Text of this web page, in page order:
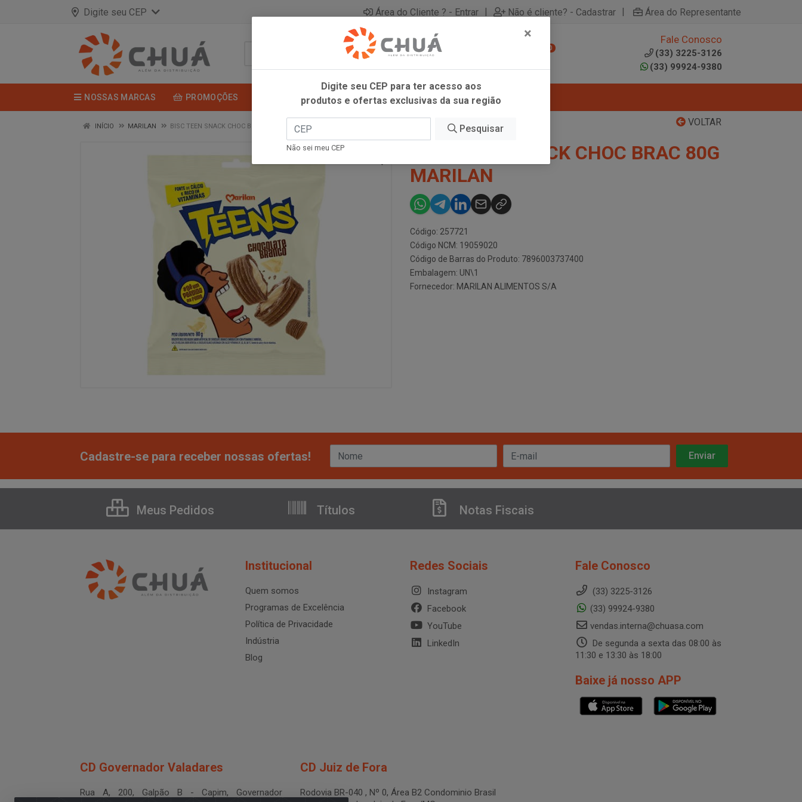
Digite seu CEP Área do Cliente ? - Entrar | Não é cliente? - Cadastrar | Área do Representante
0
Fale Conosco
(33) 3225-3126
(33) 99924-9380
NOSSAS MARCAS PROMOÇÕES
VOLTAR
INÍCIO MARILAN BISC TEEN SNACK CHOC BRAC 80G MARILAN
BISC TEEN SNACK CHOC BRAC 80G
MARILAN
Código: 257721
Código NCM: 19059020
Código de Barras do Produto: 7896003737400
Embalagem: UN\1
Fornecedor: MARILAN ALIMENTOS S/A
Cadastre-se para receber nossas ofertas!
Meus Pedidos Títulos Notas Fiscais
Institucional
Quem somos
Programas de Excelência
Política de Privacidade
Indústria
Blog
Redes Sociais
Instagram
Facebook
YouTube
LinkedIn
Fale Conosco
(33) 3225-3126
(33) 99924-9380
vendas.interna@chuasa.com
De segunda a sexta das 08:00 às
11:30 e 13:30 às 18:00
Baixe já nosso APP
CD Governador Valadares
Rua A, 200, Galpão B - Capim, Governador
CD Juiz de Fora
Rodovia BR-040 , Nº 0, Área B2 Condominio Brasil
×
Digite seu CEP para ter acesso aos
produtos e ofertas exclusivas da sua região
Pesquisar
Não sei meu CEP